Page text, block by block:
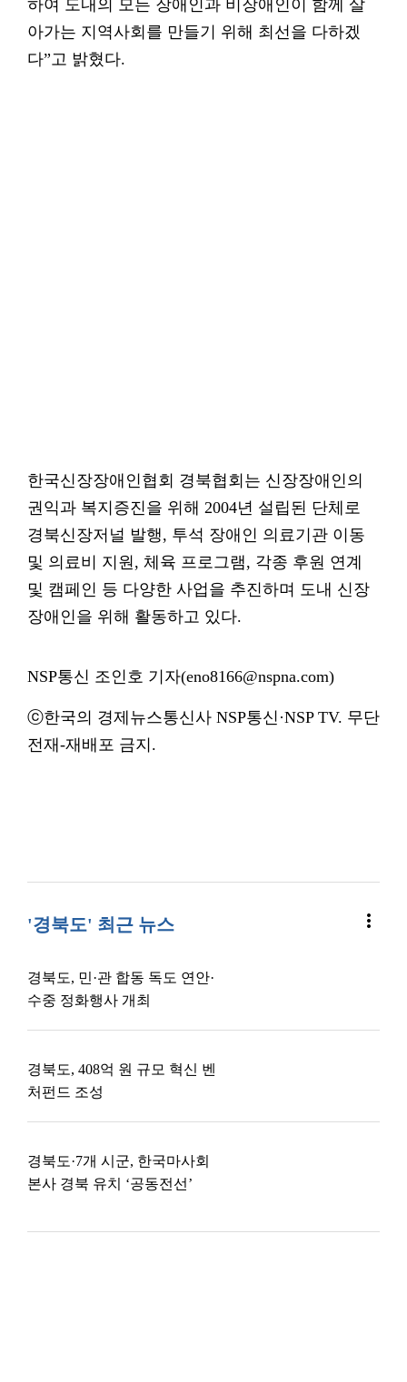
하여 도내의 모든 장애인과 비장애인이 함께 살
아가는 지역사회를 만들기 위해 최선을 다하겠
다”고 밝혔다.
한국신장장애인협회 경북협회는 신장장애인의
권익과 복지증진을 위해 2004년 설립된 단체로
경북신장저널 발행, 투석 장애인 의료기관 이동
및 의료비 지원, 체육 프로그램, 각종 후원 연계
및 캠페인 등 다양한 사업을 추진하며 도내 신장
장애인을 위해 활동하고 있다.
NSP통신 조인호 기자(eno8166@nspna.com)
ⓒ한국의 경제뉴스통신사 NSP통신·NSP TV. 무단
전재-재배포 금지.
'경북도' 최근 뉴스 more_vert
경북도, 민·관 합동 독도 연안·
수중 정화행사 개최
경북도, 408억 원 규모 혁신 벤
처펀드 조성
경북도·7개 시군, 한국마사회
본사 경북 유치 ‘공동전선’